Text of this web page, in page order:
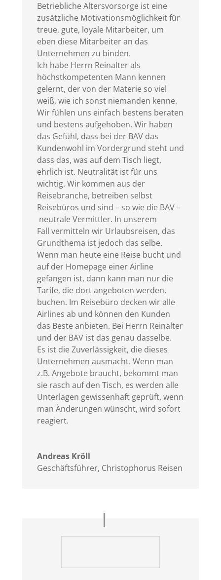
Betriebliche Altersvorsorge ist eine
zusätzliche Motivationsmöglichkeit für
treue, gute, loyale Mitarbeiter, um
eben diese Mitarbeiter an das
Unternehmen zu binden.
Ich habe Herrn Reinalter als
höchstkompetenten Mann kennen
gelernt, der von der Materie so viel
weiß, wie ich sonst niemanden kenne.
Wir fühlen uns einfach bestens beraten
und bestens aufgehoben. Wir haben
das Gefühl, dass bei der BAV das
Kundenwohl im Vordergrund steht und
dass das, was auf dem Tisch liegt,
ehrlich ist. Neutralität ist für uns
wichtig. Wir kommen aus der
Reisebranche, betreiben selbst
Reisebüros und sind – so wie die BAV –
neutrale Vermittler. In unserem
Fall vermitteln wir Urlaubsreisen, das
Grundthema ist jedoch das selbe.
Wenn man heute eine Reise bucht und
auf der Homepage einer Airline
gefangen ist, dann kann man nur die
Tarife, die dort angeboten werden,
buchen. Im Reisebüro decken wir alle
Airlines ab und können den Kunden
das Beste anbieten. Bei Herrn Reinalter
und der BAV ist das genau dasselbe.
Es ist die Zuverlässigkeit, die dieses
Unternehmen ausmacht. Wenn man
z.B. Angebote braucht, bekommt man
sie rasch auf den Tisch, es werden alle
Unterlagen gewissenhaft geprüft, wenn
man Änderungen wünscht, wird sofort
reagiert.
Andreas Kröll
Geschäftsführer, Christophorus Reisen